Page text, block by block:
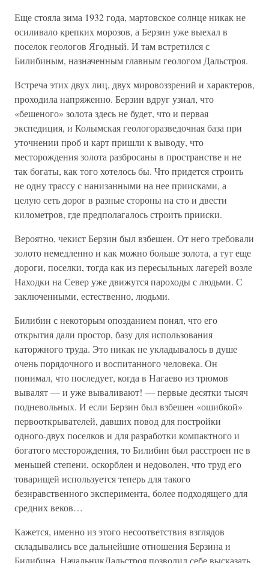
Еще стояла зима 1932 года, мартовское солнце никак не
осиливало крепких морозов, а Берзин уже выехал в
поселок геологов Ягодный. И там встретился с
Билибиным, назначенным главным геологом Дальстроя.
Встреча этих двух лиц, двух мировоззрений и характеров,
проходила напряженно. Берзин вдруг узнал, что
«бешеного» золота здесь не будет, что и первая
экспедиция, и Колымская геологоразведочная база при
уточнении проб и карт пришли к выводу, что
месторождения золота разбросаны в пространстве и не
так богаты, как того хотелось бы. Что придется строить
не одну трассу с нанизанными на нее приисками, а
целую сеть дорог в разные стороны на сто и двести
километров, где предполагалось строить прииски.
Вероятно, чекист Берзин был взбешен. От него требовали
золото немедленно и как можно больше золота, а тут еще
дороги, поселки, тогда как из пересыльных лагерей возле
Находки на Север уже движутся пароходы с людьми. С
заключенными, естественно, людьми.
Билибин с некоторым опозданием понял, что его
открытия дали простор, базу для использования
каторжного труда. Это никак не укладывалось в душе
очень порядочного и воспитанного человека. Он
понимал, что последует, когда в Нагаево из трюмов
вывалят — и уже вываливают! — первые десятки тысяч
подневольных. И если Берзин был взбешен «ошибкой»
первооткрывателей, давших повод для постройки
одного-двух поселков и для разработки компактного и
богатого месторождения, то Билибин был расстроен не в
меньшей степени, оскорблен и недоволен, что труд его
товарищей используется теперь для такого
безнравственного эксперимента, более подходящего для
средних веков…
Кажется, именно из этого несоответствия взглядов
складывались все дальнейшие отношения Берзина и
Билибина. НачальникДальстроя позволил себе высказать